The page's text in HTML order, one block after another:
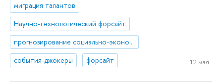
миграция талантов
Научно-технологический форсайт
прогнозирование социально-экономического развития
события-джокеры
форсайт 12 мая